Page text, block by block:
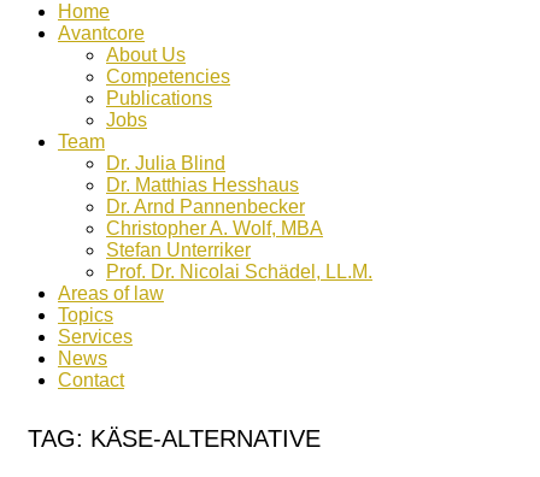
Home
Avantcore
About Us
Competencies
Publications
Jobs
Team
Dr. Julia Blind
Dr. Matthias Hesshaus
Dr. Arnd Pannenbecker
Christopher A. Wolf, MBA
Stefan Unterriker
Prof. Dr. Nicolai Schädel, LL.M.
Areas of law
Topics
Services
News
Contact
TAG: KÄSE-ALTERNATIVE